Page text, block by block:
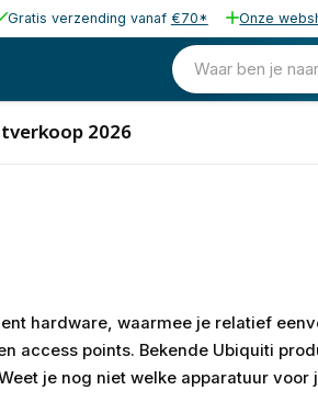
Gratis verzending vanaf €70* Onze
Waar ben je
2026
hardware, waarmee je relatief
access points. Bekende Ubiquiti
je nog niet welke apparatuur